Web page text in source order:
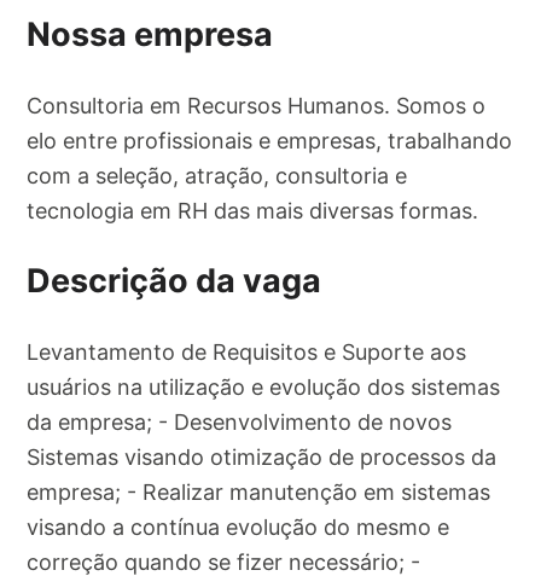
Nossa empresa
Consultoria em Recursos Humanos. Somos o
elo entre profissionais e empresas, trabalhando
com a seleção, atração, consultoria e
tecnologia em RH das mais diversas formas.
Descrição da vaga
Levantamento de Requisitos e Suporte aos
usuários na utilização e evolução dos sistemas
da empresa; - Desenvolvimento de novos
Sistemas visando otimização de processos da
empresa; - Realizar manutenção em sistemas
visando a contínua evolução do mesmo e
correção quando se fizer necessário; -